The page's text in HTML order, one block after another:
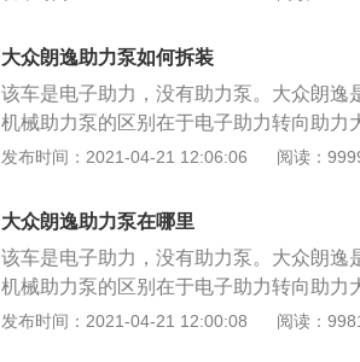
和车速的信号，给出指令控制电动机运转
主要由三大部分构成，信号传感装置（包
器），转向助力机构（电机、离合器、
动机仅在需要助力时工作，驾驶员在操
根据电压和车速的信号，给出指令控制电
震动都反映到方向盘上。电动助力工作原
与转向轴（小齿轮轴）连接在一起，当转
输入轴和输出轴在扭杆作用下产生的相对
据车速传感器和转矩传感器的信号决定电
而完成实时控制助力转向； 2、电动助力
主要由三大部分构成，信号传感装置（包
器），转向助力机构（电机、离合器、
动机仅在需要助力时工作，驾驶员在操
根据电压和车速的信号，给出指令控制电
大众朗逸助力泵如何拆装
该车是电子助力，没有助力泵。大众朗逸
机械助力泵的区别在于电子助力转向助力
时的转向轻便性和高速时的操纵稳定性，
震动都反映到方向盘上。电动助力工作原
与转向轴（小齿轮轴）连接在一起，当转
输入轴和输出轴在扭杆作用下产生的相对
据车速传感器和转矩传感器的信号决定电
而完成实时控制助力转向； 2、电动助力
发布时间：2021-04-21 12:06:06 阅读：
大众朗逸助力泵在哪里
该车是电子助力，没有助力泵。大众朗逸
机械助力泵的区别在于电子助力转向助力
时的转向轻便性和高速时的操纵稳定性，
发布时间：2021-04-21 12:00:08 阅读：